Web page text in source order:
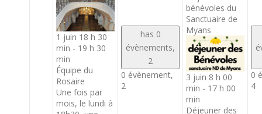
1 juin 18 h 30
min - 19 h 30
min
Équipe du
Rosaire
Une fois par
mois, le lundi à
has 0
évènements,
2
0 évènement,
2
bénévoles du
Sanctuaire de
Myans
3 juin 8 h 00
min - 17 h 00
min
Déjeuner des
0
4